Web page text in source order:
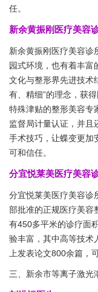
任。
新余黄振刚医疗美容
新余黄振刚医疗美容诊
园式环境，也有着丰富
文化与整形界先进技术
有、精细”的理念，获
特殊津贴的整形美容专
监督局计量认证，并且
手术技巧，让蝶变更加
可和信任。
分宜悦莱美医疗美容
分宜悦莱美医疗美容诊
部批准的正规医疗美容
有450多平米的诊疗面
验丰富，其中高等技术
上发表论文800余篇，
三、新余市等离子激光